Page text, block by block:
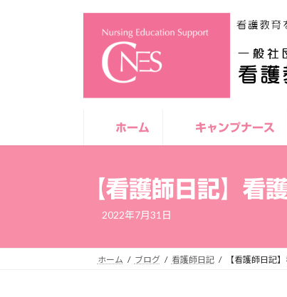
ッ
移
ホーム キャンプナース
【看護師日記】看
2022年7月31日
ホーム ブログ 看護師日記 【看護師日記